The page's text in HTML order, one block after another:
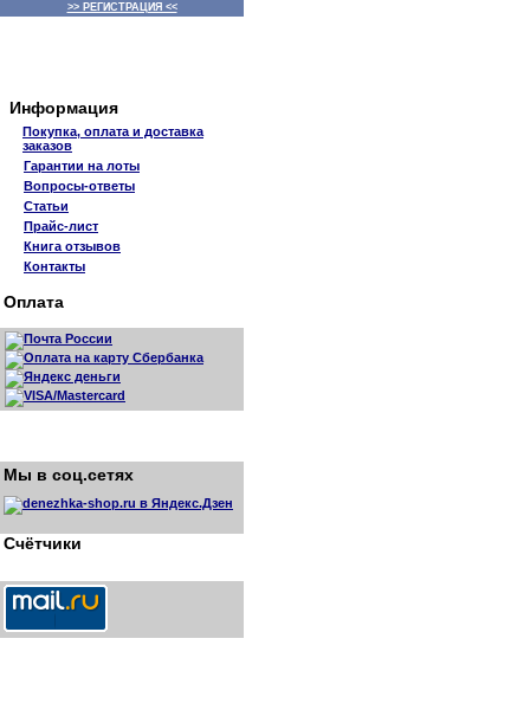
>> РЕГИСТРАЦИЯ <<
Информация
Покупка, оплата и доставка
заказов
Гарантии на лоты
Вопросы-ответы
Статьи
Прайс-лист
Книга отзывов
Контакты
Оплата
Мы в соц.сетях
Счётчики